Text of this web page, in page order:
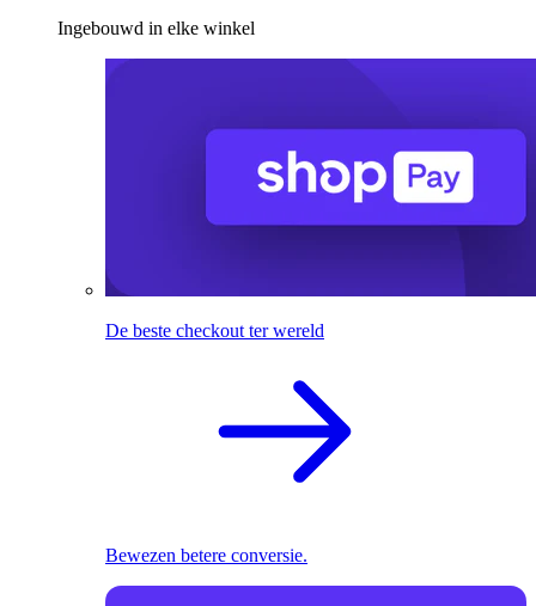
Ingebouwd in elke winkel
De beste checkout ter wereld
Bewezen betere conversie.